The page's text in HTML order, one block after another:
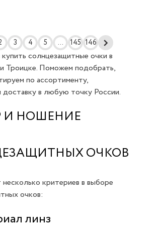
3 4 5 ... 145 146
солнцезащитные очки в
Троицке. Поможем подобрать,
по ассортименту,
в любую точку России.
И НОШЕНИЕ
ОЧКОВ
критериев в выборе
очков:
линз